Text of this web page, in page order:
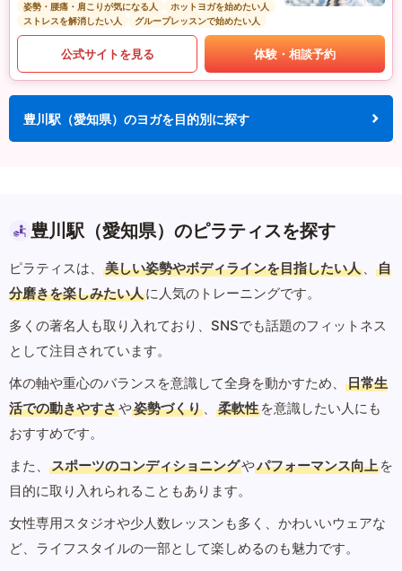
姿勢・腰痛・肩こりが気になる人
ホットヨガを始めたい人
ストレスを解消したい人
グループレッスンで始めたい人
公式サイトを見る 体験・相談予約
豊川駅（愛知県）のヨガを目的別に探す
豊川駅（愛知県）のピラティスを探す
ピラティスは、 美しい姿勢やボディラインを目指したい人 、
自
分磨きを楽しみたい人に人気のトレーニングです。
多くの著名人も取り入れており、SNSでも話題のフィットネス
として注目されています。
体の軸や重心のバランスを意識して全身を動かすため、
日常生
活での動きやすさや姿勢づくり 、 柔軟性 を意識したい人にも
おすすめです。
また、
スポーツのコンディショニングやパフォーマンス向上 を
目的に取り入れられることもあります。
女性専用スタジオや少人数レッスンも多く、かわいいウェアな
ど、ライフスタイルの一部として楽しめるのも魅力です。